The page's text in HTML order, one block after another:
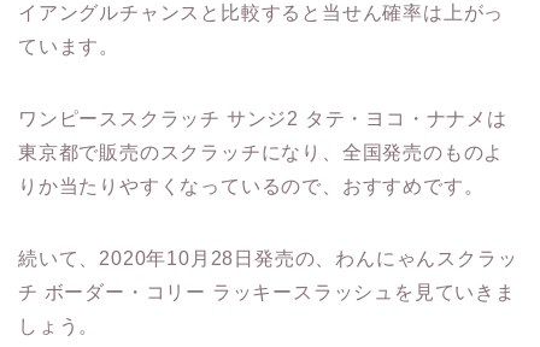
イアングルチャンスと比較すると当せん確率は上がっ
ています。
ワンピーススクラッチ サンジ2 タテ・ヨコ・ナナメは
東京都で販売のスクラッチになり、全国発売のものよ
りか当たりやすくなっているので、おすすめです。
続いて、2020年10月28日発売の、わんにゃんスクラッ
チ ボーダー・コリー ラッキースラッシュを見ていきま
しょう。